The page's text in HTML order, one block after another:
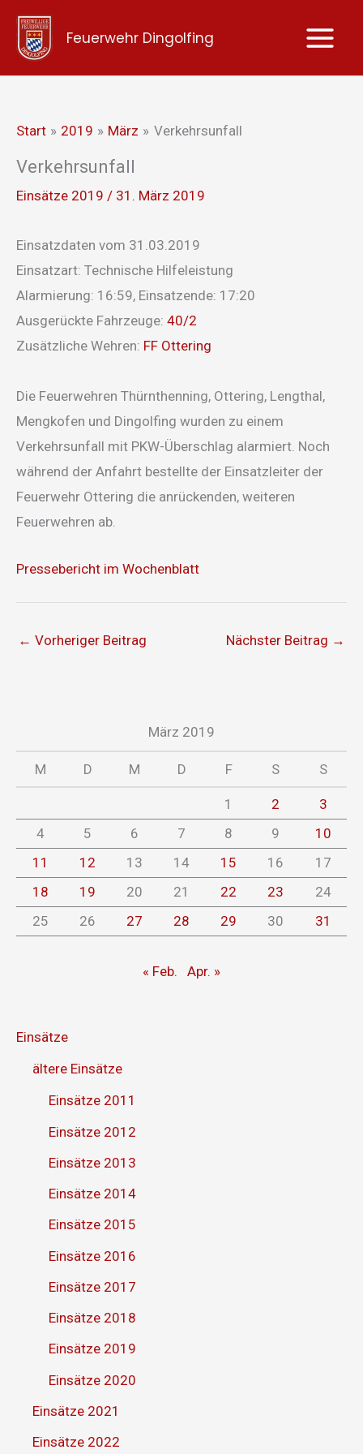
Zum
Inhalt
springen
Feuerwehr Dingolfing
Start 2019 März Verkehrsunfall
Verkehrsunfall
Einsätze 2019 / 31. März 2019
Einsatzdaten vom 31.03.2019
Einsatzart: Technische Hilfeleistung
Alarmierung: 16:59, Einsatzende: 17:20
Ausgerückte Fahrzeuge: 40/2
Zusätzliche Wehren: FF Ottering
Die Feuerwehren Thürnthenning, Ottering, Lengthal,
Mengkofen und Dingolfing wurden zu einem
Verkehrsunfall mit PKW-Überschlag alarmiert. Noch
während der Anfahrt bestellte der Einsatzleiter der
Feuerwehr Ottering die anrückenden, weiteren
Feuerwehren ab.
Pressebericht im Wochenblatt
← Vorheriger Beitrag Nächster Beitrag →
März 2019
M D M D F S S
1 2
3
4
5 6 7 8 9
10
11
12 13 14 15 16
17
18
19 20 21 22 23
24
25
26 27 28 29 30 31
« Feb. Apr. »
Einsätze
ältere Einsätze
Einsätze 2011
Einsätze 2012
Einsätze 2013
Einsätze 2014
Einsätze 2015
Einsätze 2016
Einsätze 2017
Einsätze 2018
Einsätze 2019
Einsätze 2020
Einsätze 2021
Einsätze 2022